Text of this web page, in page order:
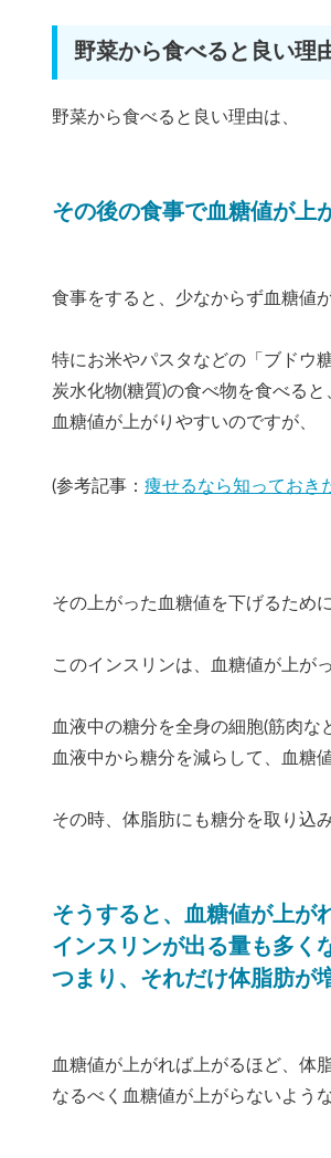
野菜から食べると良い理
野菜から食べると良い理由は、
その後の食事で血糖値が上
食事をすると、少なからず血糖値
特にお米やパスタなどの「ブドウ
炭水化物(糖質)の食べ物を食べると
血糖値が上がりやすいのですが、
(参考記事： 痩せるなら知っておき
その上がった血糖値を下げるため
このインスリンは、血糖値が上が
血液中の糖分を全身の細胞(筋肉な
血液中から糖分を減らして、血糖
その時、体脂肪にも糖分を取り込み
そうすると、血糖値が上が
インスリンが出る量も多く
つまり、それだけ体脂肪が
血糖値が上がれば上がるほど、体
なるべく血糖値が上がらないよう